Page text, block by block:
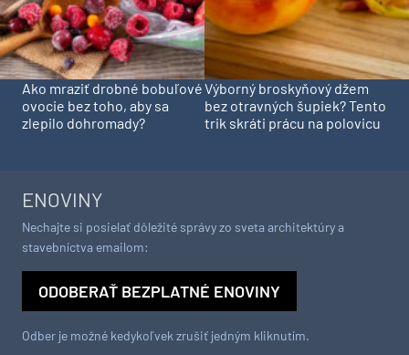
Ako mraziť drobné bobuľové
ovocie bez toho, aby sa
zlepilo dohromady?
Výborný broskyňový džem
bez otravných šupiek? Tento
trik skráti prácu na polovicu
ENOVINY
Nechajte si posielať dôležité správy zo sveta architektúry a
stavebníctva emailom:
ODOBERAŤ BEZPLATNÉ ENOVINY
Odber je možné kedykoľvek zrušiť jedným kliknutím.